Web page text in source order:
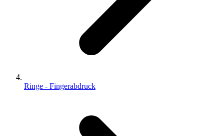
Ringe - Fingerabdruck